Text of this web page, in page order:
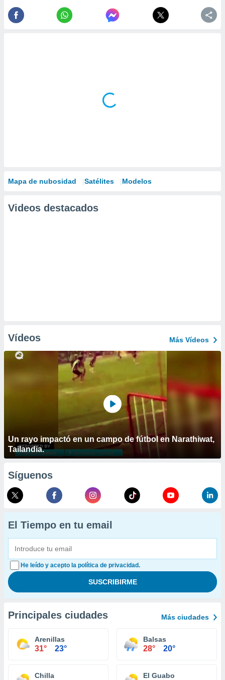
Mapa de nubosidad Satélites Modelos
Videos destacados
Vídeos Más Vídeos
Un rayo impactó en un campo de fútbol en Narathiwat,
Tailandia.
Síguenos
El Tiempo en tu email
He leído y acepto la política de privacidad.
Principales ciudades Más ciudades
Arenillas
31° 23°
Balsas
28° 20°
Chilla El Guabo